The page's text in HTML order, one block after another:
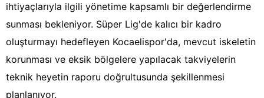
ihtiyaçlarıyla ilgili yönetime kapsamlı bir değerlendirme
sunması bekleniyor. Süper Lig'de kalıcı bir kadro
oluşturmayı hedefleyen Kocaelispor'da, mevcut iskeletin
korunması ve eksik bölgelere yapılacak takviyelerin
teknik heyetin raporu doğrultusunda şekillenmesi
planlanıyor.